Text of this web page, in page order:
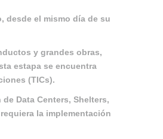
desde el mismo día de su
y grandes obras,
estapa se encuentra
(TICs).
Data Centers, Shelters,
la implementación